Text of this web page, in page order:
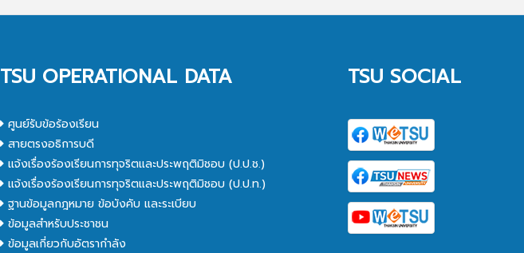
TSU OPERATIONAL DATA
ศูนย์รับข้อร้องเรียน
สายตรงอธิการบดี
แจ้งเรื่องร้องเรียนการทุจริตและประพฤติมิชอบ (ป.ป.ช.)
แจ้งเรื่องร้องเรียนการทุจริตและประพฤติมิชอบ (ป.ป.ท.)
ฐานข้อมูลกฎหมาย ข้อบังคับ และระเบียบ
ข้อมูลสำหรับประชาชน
ข้อมูลเกี่ยวกับอัตรากำลัง
TSU SOCIAL